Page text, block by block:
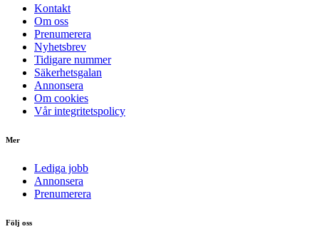
Kontakt
Om oss
Prenumerera
Nyhetsbrev
Tidigare nummer
Säkerhetsgalan
Annonsera
Om cookies
Vår integritetspolicy
Mer
Lediga jobb
Annonsera
Prenumerera
Följ oss